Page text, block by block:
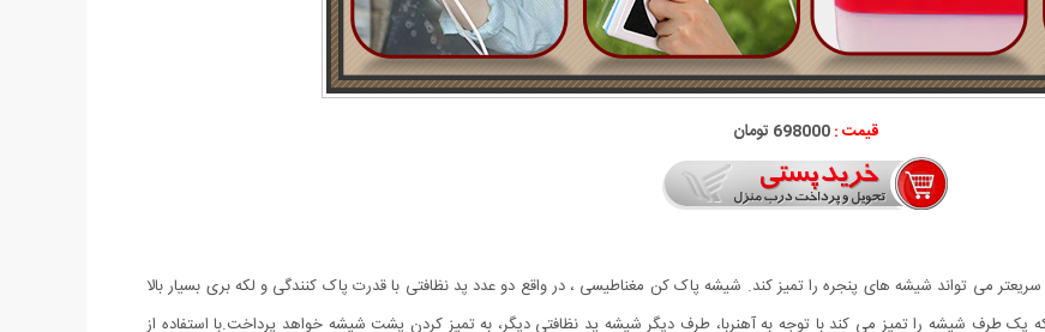
قیمت :698000 تومان
می تواند شیشه های پنجره را تمیز کند. شیشه پاک کن مغناطیسی ، در واقع دو عدد پد نظافتی با قدرت پاک کنندگی و لکه بری بسیار بالا
یک طرف شیشه را تمیز می کند با توجه به آهنربا، طرف دیگر شیشه پد نظافتی دیگر، به تمیز کردن پشت شیشه خواهد پرداخت.با استفاده از